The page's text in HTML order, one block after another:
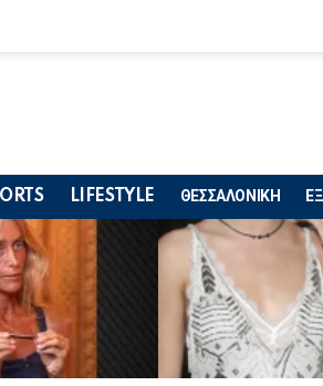
LIFESTYLE ΘΕΣΣΑΛΟΝΙΚΗ